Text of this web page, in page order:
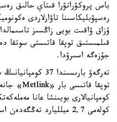
باس پروكۋراتۋرا قىتاي حالىق
رەسپۋبليكاسىنا تاۋارلاردى
ۇزاق ۋاقىت بويى زاڭسىز
قىلمىستىق توپقا قاتىستى
جۇزەگە اسىرۋدا.
تەرگەۋ بارىسىندا
كومپانيالارى بويىنشا عانا
كولەمى 2,7 ميلليارد تەڭگەدەن اسقانى انىقتالدى.